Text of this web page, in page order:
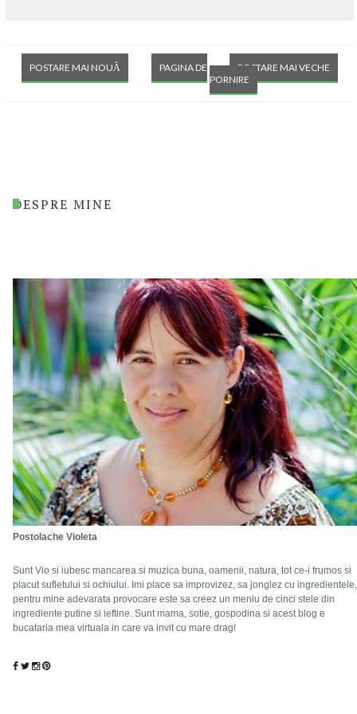
POSTARE MAI NOUĂ POSTARE MAI VECHE
PAGINA DE
PORNIRE
DESPRE MINE
Postolache Violeta
Sunt Vio si iubesc mancarea si muzica buna, oamenii, natura, tot ce-i frumos si
placut sufletului si ochiului. Imi place sa improvizez, sa jonglez cu ingredientele,
pentru mine adevarata provocare este sa creez un meniu de cinci stele din
ingrediente putine si ieftine. Sunt mama, sotie, gospodina si acest blog e
bucataria mea virtuala in care va invit cu mare drag!